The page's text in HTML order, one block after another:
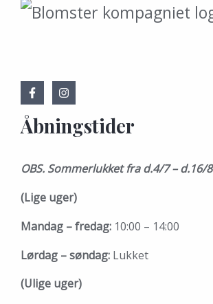
Åbningstider
OBS. Sommerlukket fra d.4/7 – d.16/8
(Lige uger)
Mandag – fredag: 10:00 – 14:00
Lørdag – søndag: Lukket
(Ulige uger)